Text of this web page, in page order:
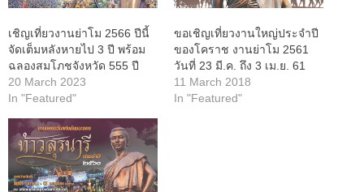
เชิญเที่ยวงานย่าโม 2566 ปีนี้
จัดเต็มหลังหายไป 3 ปี พร้อม
ฉลองสมโภชจังหวัด 555 ปี
20 March 2023
In "Featured"
ขอเชิญเที่ยวงานใหญ่ประจำปี
ของโคราช งานย่าโม 2561
วันที่ 23 มี.ค. ถึง 3 เม.ย. 61
11 March 2018
In "Featured"